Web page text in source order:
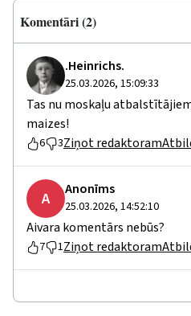
Komentāri (2)
.Heinrichs.
25.03.2026, 15:09:33
Tas nu moskaļu
maizes!
6 3Ziņot redaktoram
A Anonīms
25.03.2026, 14:52:10
Aivara komentārs nebūs?
7 1Ziņot redaktoram